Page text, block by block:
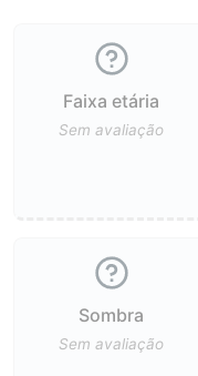
Faixa etária
Sem avaliação
Sombra
Sem avaliação